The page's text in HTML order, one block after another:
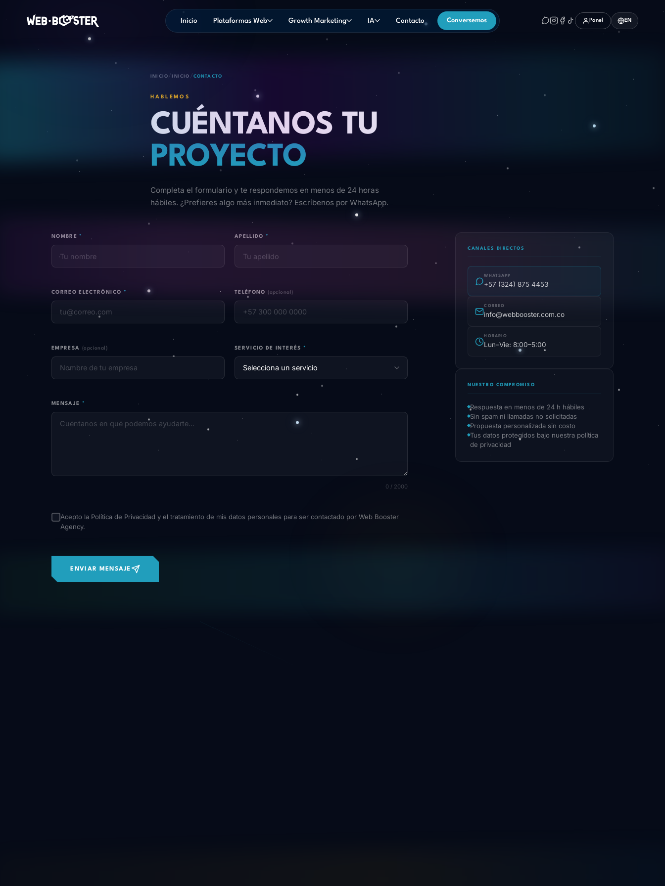
Inicio Plataformas Web Growth Marketing IA Contacto Conversemos Panel EN
INICIO /INICIO / CONTACTO
HABLEMOS
CUÉNTANOS TU
PROYECTO
Completa el formulario y te respondemos en menos de 24 horas
hábiles. ¿Prefieres algo más inmediato? Escríbenos por WhatsApp.
NOMBRE* APELLIDO*
CORREO ELECTRÓNICO * TELÉFONO(opcional)
EMPRESA (opcional) SERVICIO DE INTERÉS *
MENSAJE *
0 / 2000
Acepto la Política de Privacidad y el tratamiento de mis datos personales para ser contactado por Web Booster
Agency.
ENVIAR MENSAJE
CANALES DIRECTOS
WHATSAPP
+57 (324) 875 4453
CORREO
info@webbooster.com.co
HORARIO
Lun–Vie: 8:00–5:00
NUESTRO COMPROMISO
Respuesta en menos de 24 h hábiles
Sin spam ni llamadas no solicitadas
Propuesta personalizada sin costo
Tus datos protegidos bajo nuestra política
de privacidad